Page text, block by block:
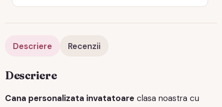
Descriere Recenzii
Descriere
Cana personalizata invatatoare clasa noastra cu